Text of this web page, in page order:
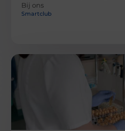
Bij ons
Smartclub